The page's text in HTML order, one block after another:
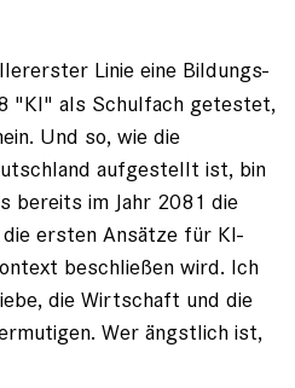
Linie eine Bildungs­
"KI" als Schulfach getestet,
Und so, wie die
aufgestellt ist, bin
bereits im Jahr 2081 die
ersten Ansätze für KI-
beschließen wird. Ich
die Wirtschaft und die
Wer ängstlich ist,